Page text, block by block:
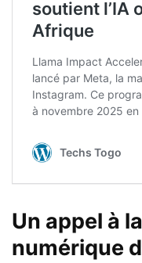
Un appel à
numérique